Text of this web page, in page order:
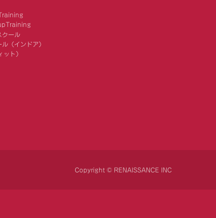
クール
（インドア）
ット）
Copyright © RENAISSANCE INC